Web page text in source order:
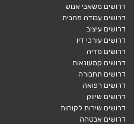
דרושים משאבי אנוש
דרושים עבודה מהבית
דרושים עיצוב
דרושים עורכי דין
דרושים מדיה
דרושים קמעונאות
דרושים תחבורה
דרושים רפואה
דרושים שיווק
דרושים שירות לקוחות
דרושים אבטחה